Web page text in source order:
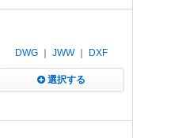
DWG JWW｜ DXF
選択する